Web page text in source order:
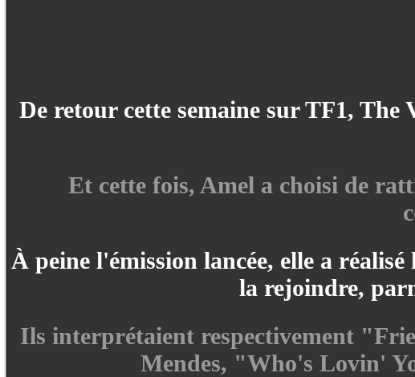
De retour cette semaine sur TF1, The
Et cette fois, Amel a choisi de
À peine l'émission lancée, elle a
la rejoindre,
Ils interprétaient respectivement
Mendes, "Who's Lovin'